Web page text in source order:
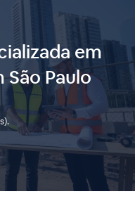
em
Paulo